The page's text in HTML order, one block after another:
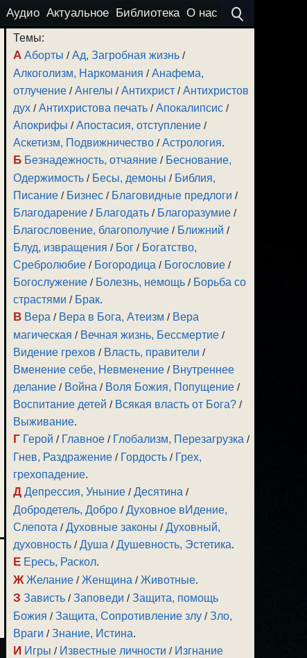
Аудио Актуальное Библиотека О нас
Темы:
А Аборты /Ад, Загробная жизнь /
Алкоголизм, Наркомания /Анафема,
отлучение /Ангелы /Антихрист /Антихристов
дух /Антихристова печать /Апокалипсис /
Апокрифы /Апостасия, отступление /
Аскетизм, Подвижничество /Астрология.
Б Безнадежность, отчаяние / Беснование,
Одержимость / Бесы, демоны / Библия,
Писание / Бизнес / Благовидные предлоги /
Благодарение / Благодать / Благоразумие /
Благословение, благополучие / Ближний /
Блуд, извращения / Бог / Богатство,
Сребролюбие / Богородица / Богословие /
Богослужение / Болезнь, немощь / Борьба со
страстями / Брак.
В Вера / Вера в Бога, Атеизм / Вера
магическая / Вечная жизнь, Бессмертие /
Видение грехов / Власть, правители /
Вменение себе, Невменение / Внутреннее
делание / Война / Воля Божия, Попущение /
Воспитание детей / Всякая власть от Бога? /
Выживание.
Г Герой / Главное / Глобализм, Перезагрузка /
Гнев, Раздражение / Гордость / Грех,
грехопадение.
Д Депрессия, Уныние /Десятина /
Добродетель, Добро /Духовное вИдение,
Слепота /Духовные законы /Духовный,
духовность /Душа /Душевность, Эстетика.
Е Ересь, Раскол.
Ж Желание /Женщина /Животные.
З Зависть /Заповеди /Защита, помощь
Божия /Защита, Сопротивление злу /Зло,
Враги /Знание, Истина.
И Игры / Известные личности / Изгнание